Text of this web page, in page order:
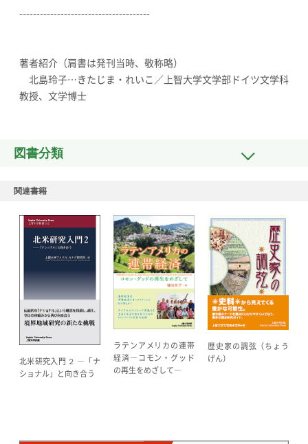
--------------------------------------
著者紹介（肩書は発刊当時、敬称略）
北島玲子…きたじま・れいこ／上智大学文学部ドイツ文学科
教授、文学博士
図書分類
関連書籍
北米研究入門 ２ ―「ナ
ショナル」と向き合う
ラテンアメリカの連帯
経済―コモン・グッド
の再生をめざして―
歴史家の調弦（ちょう
げん）